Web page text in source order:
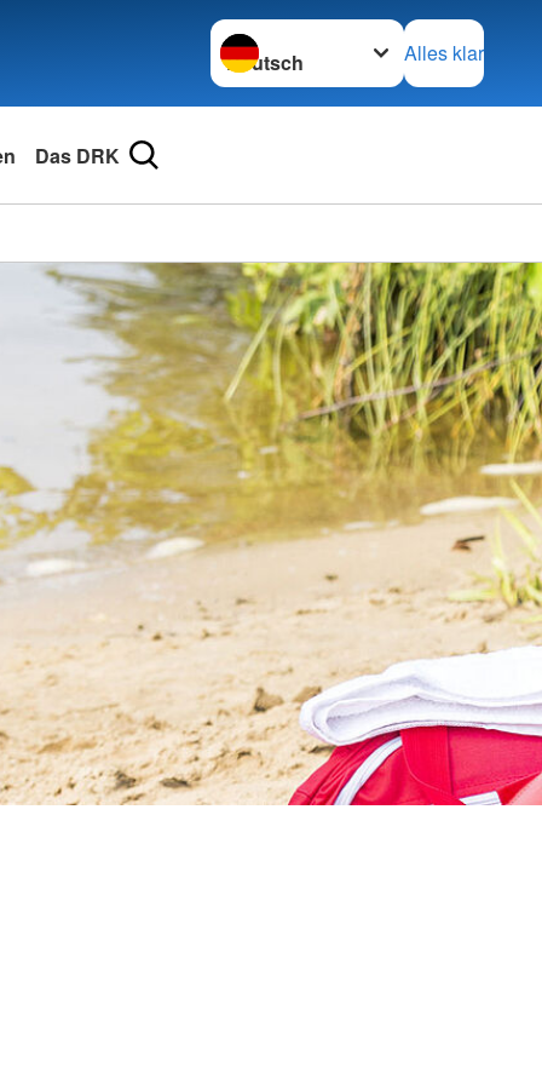
Sprache wechseln zu
Alles klar
Das DRK